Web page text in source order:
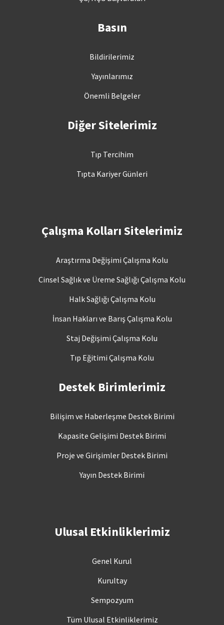
Basın
Bildirilerimiz
Yayınlarımız
Önemli Belgeler
Diğer Sitelerimiz
Tıp Tercihim
Tıpta Kariyer Günleri
Çalışma Kolları Sitelerimiz
Araştırma Değişimi Çalışma Kolu
Cinsel Sağlık ve Üreme Sağlığı Çalışma Kolu
Halk Sağlığı Çalışma Kolu
İnsan Hakları ve Barış Çalışma Kolu
Staj Değişimi Çalışma Kolu
Tıp Eğitimi Çalışma Kolu
Destek Birimlerimiz
Bilişim ve Haberleşme Destek Birimi
Kapasite Gelişimi Destek Birimi
Proje ve Girişimler Destek Birimi
Yayın Destek Birimi
Ulusal Etkinliklerimiz
Genel Kurul
Kurultay
Sempozyum
Tüm Ulusal Etkinliklerimiz